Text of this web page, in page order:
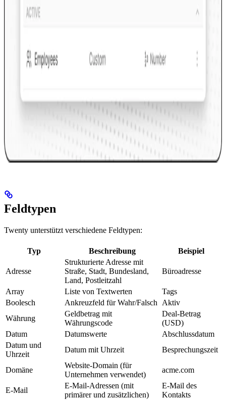
Feldtypen
Twenty unterstützt verschiedene Feldtypen:
Typ Beschreibung Beispiel
Adresse
Strukturierte Adresse mit
Straße, Stadt, Bundesland,
Land, Postleitzahl
Büroadresse
Array Liste von Textwerten
Tags
Boolesch
Ankreuzfeld für Wahr/Falsch
Aktiv
Währung
Geldbetrag mit
Währungscode
Deal-Betrag
(USD)
Datum
Datumswerte
Abschlussdatum
Datum und
Uhrzeit
Datum mit Uhrzeit Besprechungszeit
Domäne
Website-Domain (für
Unternehmen verwendet)
acme.com
E-Mail
E-Mail-Adressen (mit
primärer und zusätzlichen)
E-Mail des
Kontakts